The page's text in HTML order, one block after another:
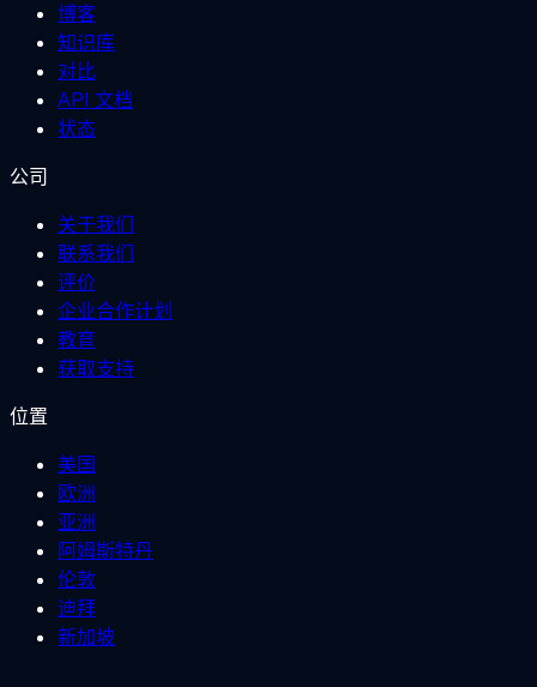
博客
知识库
对比
API 文档
状态
公司
关于我们
联系我们
评价
企业合作计划
教育
获取支持
位置
美国
欧洲
亚洲
阿姆斯特丹
伦敦
迪拜
新加坡